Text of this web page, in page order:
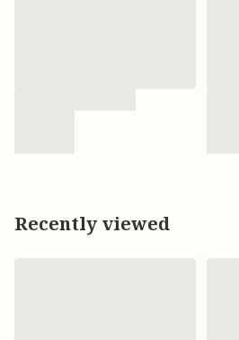
Recently viewed